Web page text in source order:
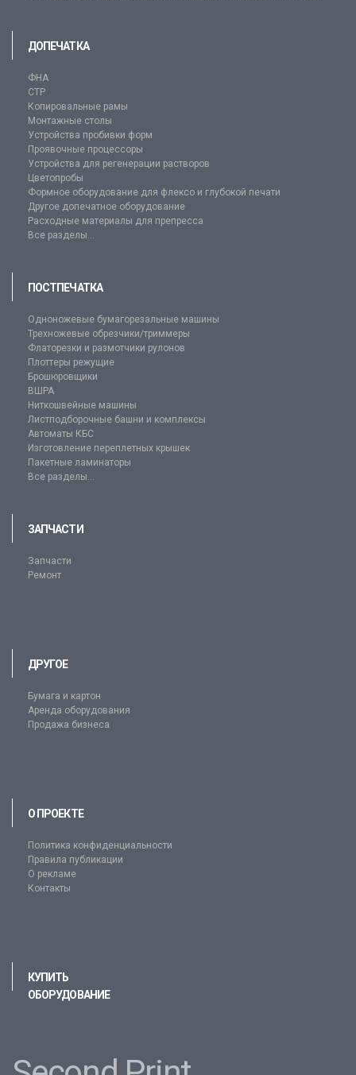
ДОПЕЧАТКА
ФНА
CTP
Копировальные рамы
Монтажные столы
Устройства пробивки форм
Проявочные процессоры
Устройства для регенерации растворов
Цветопробы
Формное оборудование для флексо и глубокой печати
Другое допечатное оборудование
Расходные материалы для препресса
Все разделы...
ПОСТПЕЧАТКА
Одноножевые бумагорезальные машины
Трехножевые обрезчики/триммеры
Флаторезки и размотчики рулонов
Плоттеры режущие
Брошюровщики
ВШРА
Ниткошвейные машины
Листподборочные башни и комплексы
Автоматы КБС
Изготовление переплетных крышек
Пакетные ламинаторы
Все разделы...
ЗАПЧАСТИ
Запчасти
Ремонт
ДРУГОЕ
Бумага и картон
Аренда оборудования
Продажа бизнеса
О ПРОЕКТЕ
Политика конфиденциальности
Правила публикации
О рекламе
Контакты
КУПИТЬ
ОБОРУДОВАНИЕ